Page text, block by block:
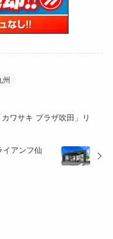
州
ワサキ プラザ吹田」リ
アンフ仙